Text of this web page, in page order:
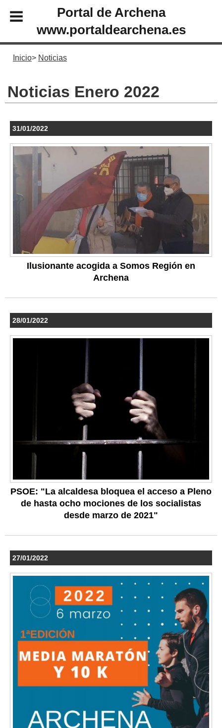
Portal de Archena
www.portaldearchena.es
Inicio Noticias
Noticias Enero 2022
31/01/2022
Ilusionante acogida a Somos Región en
Archena
28/01/2022
PSOE: "La alcaldesa bloquea el acceso a Pleno
de hasta ocho mociones de los socialistas
desde marzo de 2021"
27/01/2022